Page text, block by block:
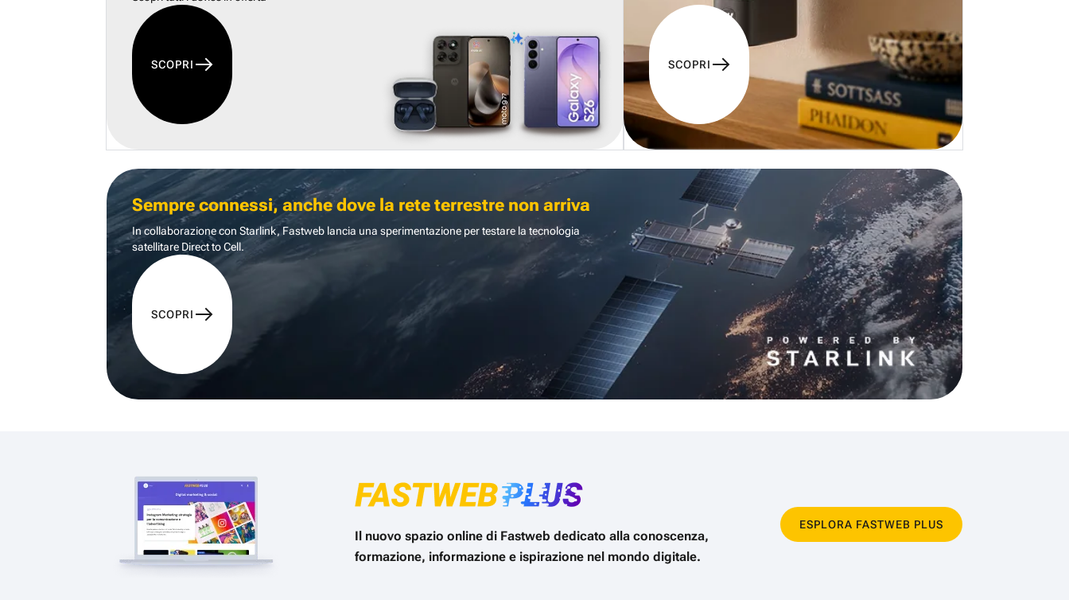
SCOPRI SCOPRI
Sempre connessi, anche dove la rete terrestre non arriva
In collaborazione con Starlink, Fastweb lancia una sperimentazione per testare la tecnologia
satellitare Direct to Cell.
SCOPRI
Il nuovo spazio online di Fastweb dedicato alla conoscenza,
formazione, informazione e ispirazione nel mondo digitale.
ESPLORA FASTWEB PLUS